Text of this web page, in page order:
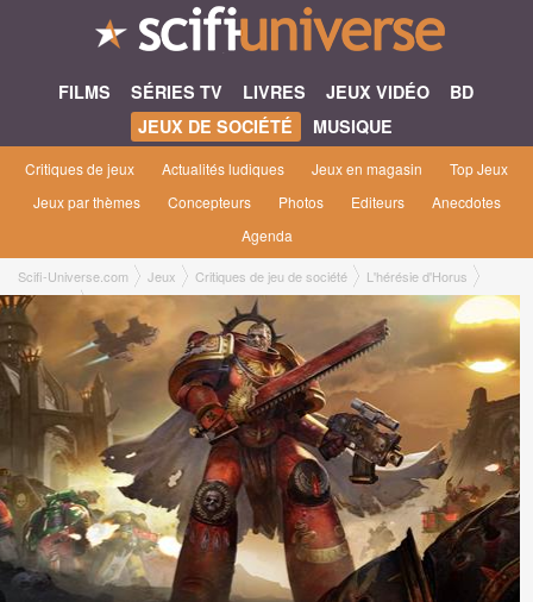
FILMS SÉRIES TV LIVRES JEUX VIDÉO
BD
JEUX DE SOCIÉTÉ
MUSIQUE
Critiques de jeux Actualités ludiques Jeux en magasin
Top Jeux
Jeux par thèmes
Concepteurs Photos Editeurs
Anecdotes
Agenda
Scifi-Universe.com Jeux Critiques de jeu de société
L'hérésie d'Horus
Nicolas L.